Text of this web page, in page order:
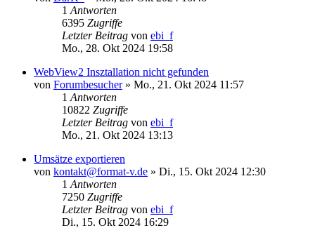
1 Antworten
6395 Zugriffe
Letzter Beitrag von ebi_f
Mo., 28. Okt 2024 19:58
WebView2 Insztallation nicht gefunden
von Forumbesucher» Mo., 21. Okt 2024 11:57
1 Antworten
10822 Zugriffe
Letzter Beitrag von ebi_f
Mo., 21. Okt 2024 13:13
Umsätze exportieren
von kontakt@format-v.de » Di., 15. Okt 2024 12:30
1 Antworten
7250 Zugriffe
Letzter Beitrag von ebi_f
Di., 15. Okt 2024 16:29